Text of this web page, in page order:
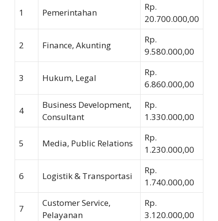
1 Pemerintahan
Rp.
20.700.000,00
2 Finance, Akunting
Rp.
9.580.000,00
3 Hukum, Legal
Rp.
6.860.000,00
4
Business Development,
Consultant
Rp.
1.330.000,00
5 Media, Public Relations
Rp.
1.230.000,00
6 Logistik & Transportasi
Rp.
1.740.000,00
7
Customer Service,
Pelayanan
Rp.
3.120.000,00